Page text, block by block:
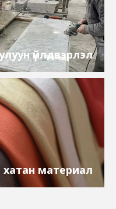
үйлдвэрлэл
хатан материал